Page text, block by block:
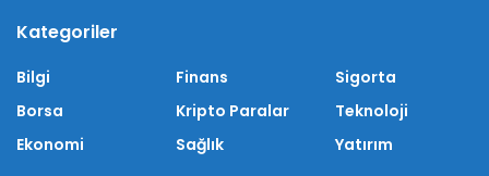
Kategoriler
Bilgi
Borsa
Ekonomi
Finans
Kripto Paralar
Sağlık
Sigorta
Teknoloji
Yatırım